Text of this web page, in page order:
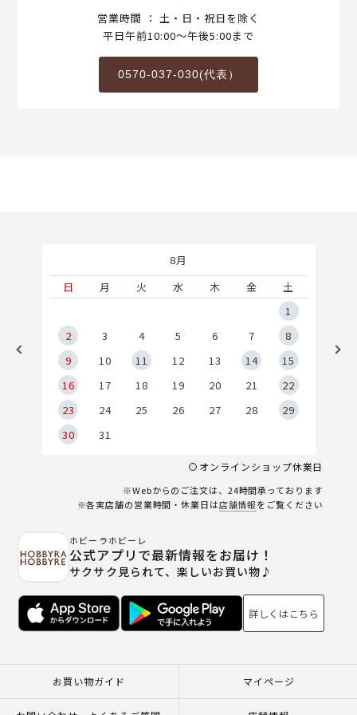
営業時間 ： 土・日・祝日を除く
平日午前10:00～午後5:00まで
0570-037-030(代表）
8月
日
月 火 水 木 金
土
1
2
3 4 5 6 7
8
9
10 11 12 13 14
15
16
17 18 19 20 21
22
23
24 25 26 27 28
29
30
31
オンラインショップ休業日
※Webからのご注文は、24時間承っております
※各実店舗の営業時間・休業日は店舗情報をご覧ください
ホビーラホビーレ
公式アプリで最新情報をお届け！
サクサク見られて、楽しいお買い物♪
詳しくはこちら
お買い物ガイド マイページ